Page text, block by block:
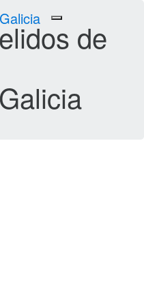
Toggle
navigation